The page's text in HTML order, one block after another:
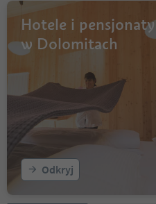
16
19
21
29
Hotele i pensjonaty
w Dolomitach
Odkryj